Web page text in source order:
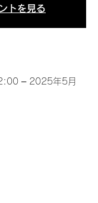
トを見る
– 2025年5月